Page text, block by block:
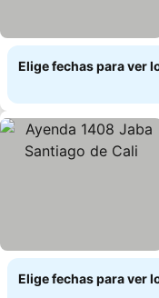
Elige fechas para ver
Elige fechas para ver